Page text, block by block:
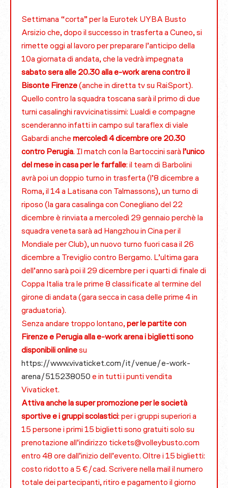
Settimana “corta” per la Eurotek UYBA Busto
Arsizio che, dopo il successo in trasferta a Cuneo, si
rimette oggi al lavoro per preparare l’anticipo della
10a giornata di andata, che la vedrà impegnata
sabato sera alle 20.30 alla e-work arena contro il
Bisonte Firenze(anche in diretta tv su RaiSport).
Quello contro la squadra toscana sarà il primo di due
turni casalinghi ravvicinatissimi: Lualdi e compagne
scenderanno infatti in campo sul taraflex di viale
Gabardi anche mercoledì 4 dicembre ore 20.30
contro Perugia. Il match con la Bartoccini sarà l’unico
del mese in casa per le farfalle: il team di Barbolini
avrà poi un doppio turno in trasferta (l’8 dicembre a
Roma, il 14 a Latisana con Talmassons), un turno di
riposo (la gara casalinga con Conegliano del 22
dicembre è rinviata a mercoledì 29 gennaio perchè la
squadra veneta sarà ad Hangzhou in Cina per il
Mondiale per Club), un nuovo turno fuori casa il 26
dicembre a Treviglio contro Bergamo. L’ultima gara
dell’anno sarà poi il 29 dicembre per i quarti di finale di
Coppa Italia tra le prime 8 classificate al termine del
girone di andata (gara secca in casa delle prime 4 in
graduatoria).
Senza andare troppo lontano, per le partite con
Firenze e Perugia alla e-work arena i biglietti sono
disponibili onlinesu
https://www.vivaticket.com/it/venue/e-work-
arena/515238050 e in tutti i punti vendita
Vivaticket.
Attiva anche la super promozione per le società
sportive e i gruppi scolastici: per i gruppi superiori a
15 persone i primi 15 biglietti sono gratuiti solo su
prenotazione all’indirizzo tickets@volleybusto.com
entro 48 ore dall’inizio dell’evento. Oltre i 15 biglietti:
costo ridotto a 5 €/cad. Scrivere nella mail il numero
totale dei partecipanti, ritiro e pagamento il giorno